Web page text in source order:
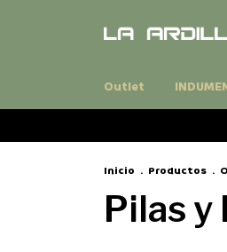
Outlet
Inicio . Productos .
Pilas y